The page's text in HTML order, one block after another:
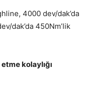
4000 dev/dak’da
dak’da 450Nm’lik
kolaylığı